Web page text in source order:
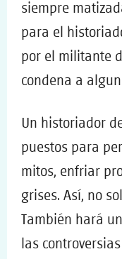
siempre
para el
por el militante
condena a
Un historiador
puestos para
mitos, enfriar
grises. Así, no
También hará
las